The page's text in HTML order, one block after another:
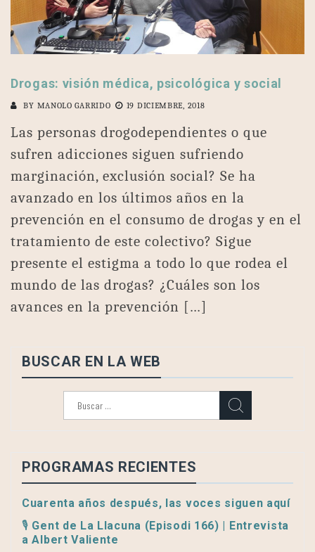
Drogas: visión médica, psicológica y social
BY MANOLO GARRIDO 19 DICIEMBRE, 2018
Las personas drogodependientes o que
sufren adicciones siguen sufriendo
marginación, exclusión social? Se ha
avanzado en los últimos años en la
prevención en el consumo de drogas y en el
tratamiento de este colectivo? Sigue
presente el estigma a todo lo que rodea el
mundo de las drogas? ¿Cuáles son los
avances en la prevención […]
BUSCAR EN LA WEB
PROGRAMAS RECIENTES
Cuarenta años después, las voces siguen aquí
🎙️ Gent de La Llacuna (Episodi 166) | Entrevista
a Albert Valiente